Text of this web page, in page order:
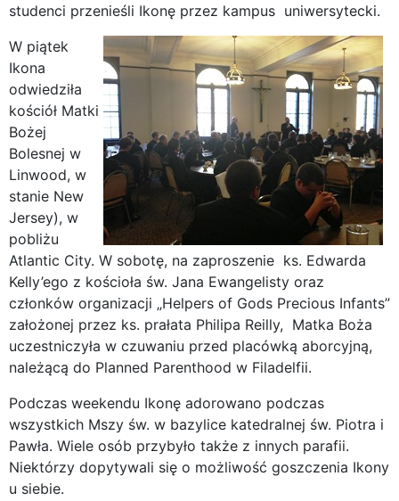
studenci przenieśli Ikonę przez kampus uniwersytecki.
W piątek
Ikona
odwiedziła
kościół Matki
Bożej
Bolesnej w
Linwood, w
stanie New
Jersey), w
pobliżu
Atlantic City. W sobotę, na zaproszenie ks. Edwarda
Kelly’ego z kościoła św. Jana Ewangelisty oraz
członków organizacji „Helpers of Gods Precious Infants”
założonej przez ks. prałata Philipa Reilly, Matka Boża
uczestniczyła w czuwaniu przed placówką aborcyjną,
należącą do Planned Parenthood w Filadelfii.
Podczas weekendu Ikonę adorowano podczas
wszystkich Mszy św. w bazylice katedralnej św. Piotra i
Pawła. Wiele osób przybyło także z innych parafii.
Niektórzy dopytywali się o możliwość goszczenia Ikony
u siebie.